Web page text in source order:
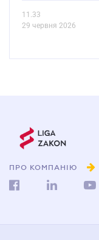
11.33
29 червня 2026
ПРО КОМПАНІЮ